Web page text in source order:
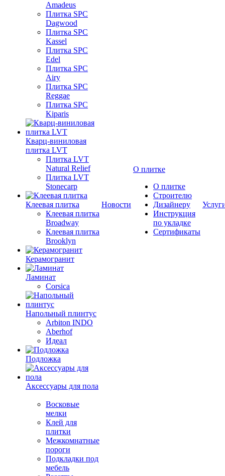
Amadeus
Плитка SPC
Dagwood
Плитка SPC
Kassel
Плитка SPC
Edel
Плитка SPC
Airy
Плитка SPC
Reggae
Плитка SPC
Kiparis
Кварц-виниловая
плитка LVT
Плитка LVT
Natural Relief
Плитка LVT
Stonecarp
Клеевая плитка
Клеевая плитка
Broadway
Клеевая плитка
Brooklyn
Керамогранит
Ламинат
Corsica
Напольный плинтус
Arbiton INDO
Aberhof
Идеал
Подложка
Аксессуары для пола
Восковые
мелки
Клей для
плитки
Межкомнатные
пороги
Подкладки под
мебель
Новости
О плитке
О плитке
Строителю
Дизайнеру
Инструкция
по укладке
Сертификаты